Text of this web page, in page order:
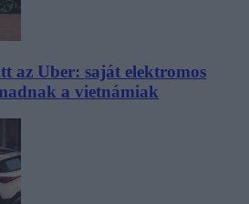
az Uber: saját elektromos
a vietnámiak